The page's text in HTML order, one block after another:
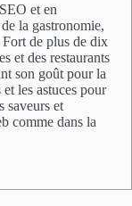
et en
la gastronomie,
Fort de plus de dix
et des restaurants
son goût pour la
les astuces pour
saveurs et
comme dans la